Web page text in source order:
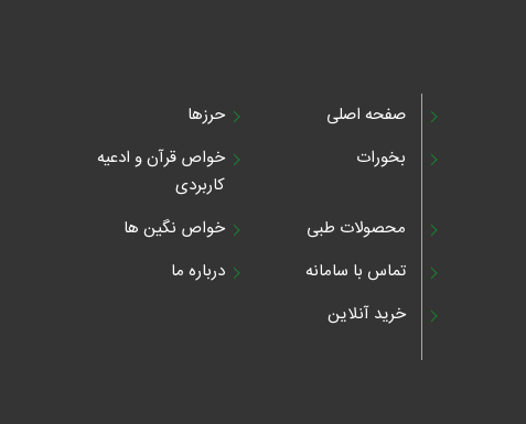
صفحه اصلی
حرزها
بخورات
خواص قرآن و ادعیه
کاربردی
محصولات طبی
خواص نگین ها
تماس با سامانه
درباره ما
خرید آنلاین